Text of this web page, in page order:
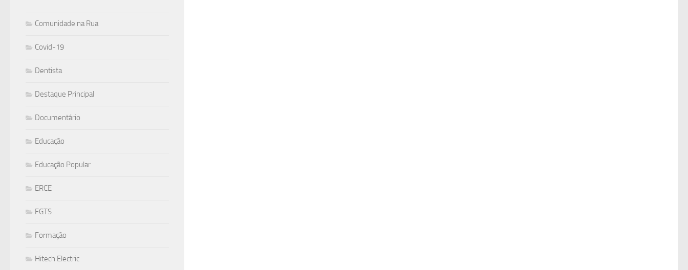
Comunidade na Rua
Covid-19
Dentista
Destaque Principal
Documentário
Educação
Educação Popular
ERCE
FGTS
Formação
Hitech Electric